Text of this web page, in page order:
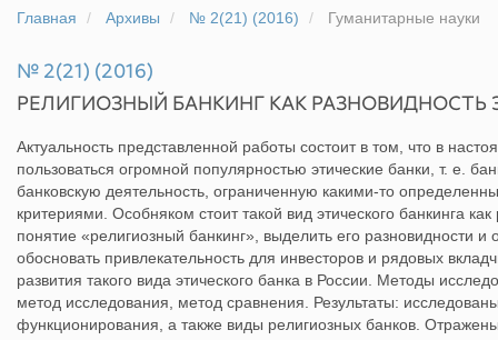
Главная Архивы № 2(21) (2016) Гуманитарные науки
№ 2(21) (2016)
РЕЛИГИОЗНЫЙ БАНКИНГ КАК РАЗНОВИДНОСТЬ
Актуальность представленной работы состоит в том, что в
пользоваться огромной популярностью этические банки, т. е.
банковскую деятельность, ограниченную какими-то
критериями. Особняком стоит такой вид этического банкинга
понятие «религиозный банкинг», выделить его разновидности и
обосновать привлекательность для инвесторов и рядовых
развития такого вида этического банка в России. Методы
метод исследования, метод сравнения. Результаты:
функционирования, а также виды религиозных банков.